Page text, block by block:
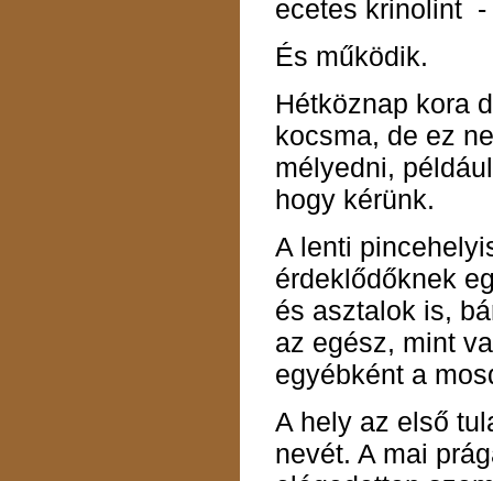
ecetes krinolint -
És működik.
Hétköznap kora
kocsma, de ez
mélyedni,
hogy kérünk.
A lenti
érdeklődőknek
és asztalok is,
az egész, mint
egyébként a
A hely az első
nevét. A mai